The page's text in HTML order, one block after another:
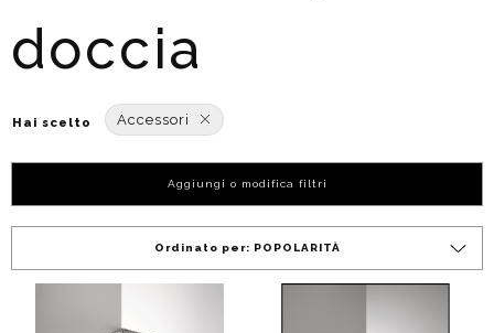
doccia
Hai scelto Accessori
Aggiungi o modifica filtri
Ordinato per: POPOLARITÀ